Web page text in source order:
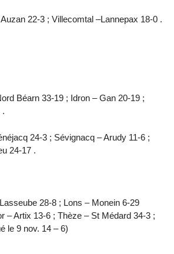
22-3 ; Villecomtal –Lannepax 18-0 .
Béarn 33-19 ; Idron – Gan 20-19 ;
.
24-3 ; Sévignacq – Arudy 11-6 ;
24-17 .
28-8 ; Lons – Monein 6-29
– Artix 13-6 ; Thèze – St Médard 34-3 ;
le 9 nov. 14 – 6)